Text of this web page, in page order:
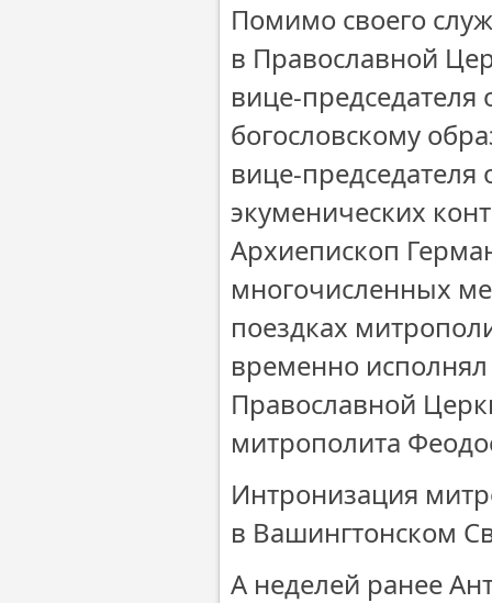
Помимо своего
в Православной
вице-председателя
богословскому
вице-
экуменических
Архиепископ
многочисленных
поездках
временно
Православной
митрополита
Интронизация
в Вашингтонском
А неделей ранее